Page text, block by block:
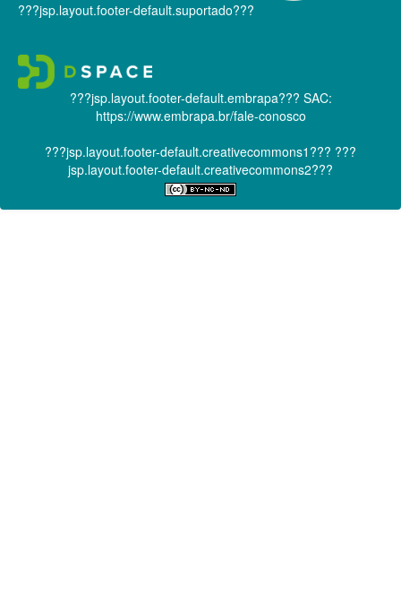
???jsp.layout.footer-default.suportado???
???jsp.layout.footer-default.embrapa??? SAC:
https://www.embrapa.br/fale-conosco
???jsp.layout.footer-default.creativecommons1??? ???
jsp.layout.footer-default.creativecommons2???